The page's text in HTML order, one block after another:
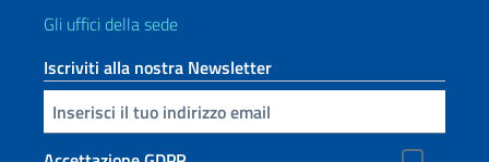
Gli uffici della sede
Iscriviti alla nostra Newsletter
Inserisci la tua email